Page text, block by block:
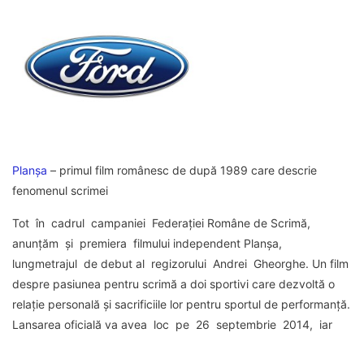
Planșa – primul film românesc de după 1989 care descrie
fenomenul scrimei
Tot în cadrul campaniei Federației Române de Scrimă,
anunțăm și premiera filmului independent Planșa,
lungmetrajul de debut al regizorului Andrei Gheorghe. Un film
despre pasiunea pentru scrimă a doi sportivi care dezvoltă o
relație personală și sacrificiile lor pentru sportul de performanță.
Lansarea oficială va avea loc pe 26 septembrie 2014, iar